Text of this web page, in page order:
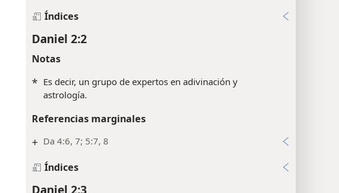
+ Da 4:4, 5
Índices
Daniel 2:2
Notas
Es decir, un grupo de expertos en adivinación y
astrología.
Referencias marginales
Da 4:6, 7; 5:7, 8
Índices